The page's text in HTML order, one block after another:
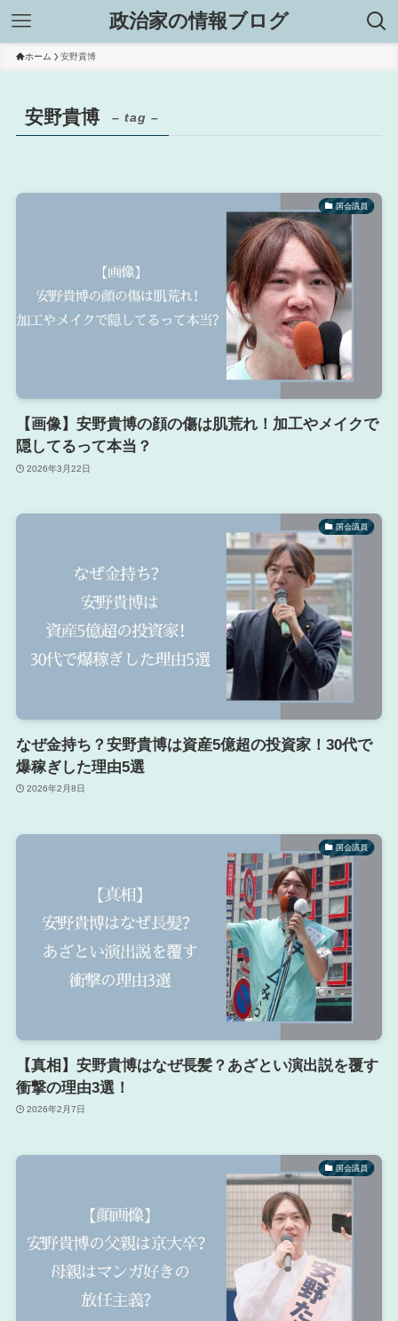
政治家の情報ブログ
ホーム 安野貴博
安野貴博 – tag –
国会議員
【画像】安野貴博の顔の傷は肌荒れ！加工やメイクで
隠してるって本当？
2026年3月22日
国会議員
なぜ金持ち？安野貴博は資産5億超の投資家！30代で
爆稼ぎした理由5選
2026年2月8日
国会議員
【真相】安野貴博はなぜ長髪？あざとい演出説を覆す
衝撃の理由3選！
2026年2月7日
国会議員